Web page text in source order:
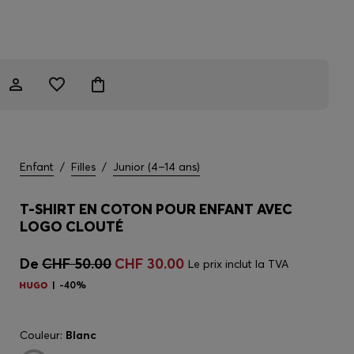
Enfant / Filles / Junior (4–14 ans)
T-SHIRT EN COTON POUR ENFANT AVEC
LOGO CLOUTÉ
De CHF 50.00 CHF 30.00 Le prix inclut la TVA
-40%
Couleur: Blanc